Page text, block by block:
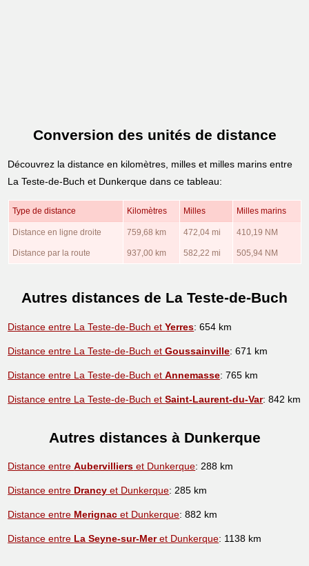
Conversion des unités de distance
Découvrez la distance en kilomètres, milles et milles marins entre
La Teste-de-Buch et Dunkerque dans ce tableau:
Type de distance Kilomètres Milles Milles marins
Distance en ligne droite 759,68 km 472,04 mi 410,19 NM
Distance par la route 937,00 km 582,22 mi 505,94 NM
Autres distances de La Teste-de-Buch
Distance entre La Teste-de-Buch etYerres: 654 km
Distance entre La Teste-de-Buch etGoussainville: 671 km
Distance entre La Teste-de-Buch etAnnemasse: 765 km
Distance entre La Teste-de-Buch etSaint-Laurent-du-Var: 842 km
Autres distances à Dunkerque
Distance entreAubervilliers et Dunkerque: 288 km
Distance entre Drancy et Dunkerque: 285 km
Distance entre Merignac et Dunkerque: 882 km
Distance entre La Seyne-sur-Meret Dunkerque: 1138 km